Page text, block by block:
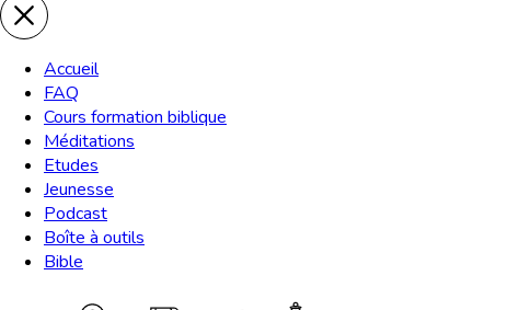
Accueil
FAQ
Cours formation biblique
Méditations
Etudes
Jeunesse
Podcast
Boîte à outils
Bible